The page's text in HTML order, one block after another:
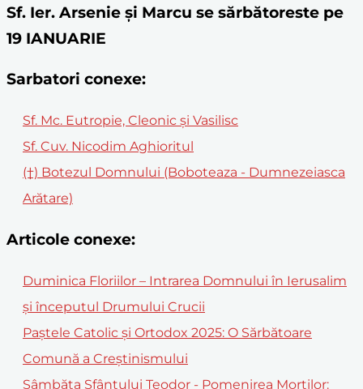
Sf. Ier. Arsenie şi Marcu se sărbătoreste pe
19 IANUARIE
Sarbatori conexe:
Sf. Mc. Eutropie, Cleonic și Vasilisc
Sf. Cuv. Nicodim Aghioritul
(†) Botezul Domnului (Boboteaza - Dumnezeiasca
Arătare)
Articole conexe:
Duminica Floriilor – Intrarea Domnului în Ierusalim
și începutul Drumului Crucii
Paștele Catolic și Ortodox 2025: O Sărbătoare
Comună a Creștinismului
Sâmbăta Sfântului Teodor - Pomenirea Morților: